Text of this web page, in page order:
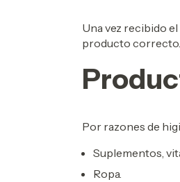
Una vez recibido
producto correcto.
Por razones de
Suplementos,
Ropa.